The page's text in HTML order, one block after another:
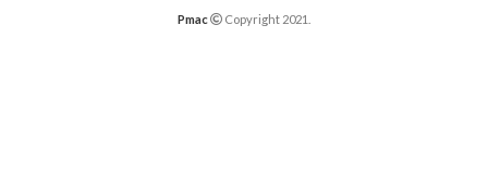
Pmac Copyright 2021.